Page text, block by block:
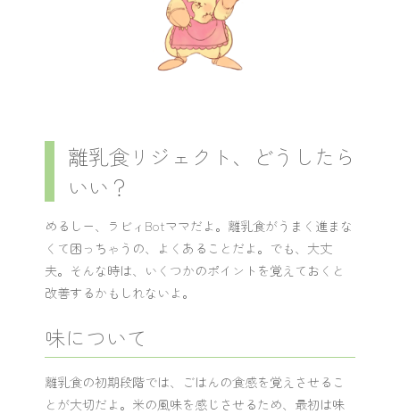
離乳食リジェクト、どうしたら
いい？
めるしー、ラビィBotママだよ。離乳食がうまく進まな
くて困っちゃうの、よくあることだよ。でも、大丈
夫。そんな時は、いくつかのポイントを覚えておくと
改善するかもしれないよ。
味について
離乳食の初期段階では、ごはんの食感を覚えさせるこ
とが大切だよ。米の風味を感じさせるため、最初は味